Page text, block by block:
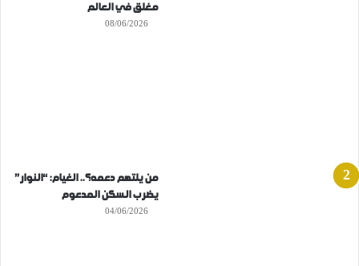
مغلق في العالم
08/06/2026
من يلتهم دعمه؟.. الغيام: “النوار”
يضرب السكن المدعوم
04/06/2026